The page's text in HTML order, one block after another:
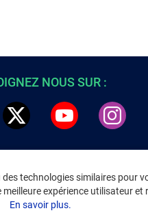
NOUS SUR :
INFORMATIONS
Environnement
CGV/CGU Marketplace
technologies similaires pour
expérience utilisateur
En savoir plus.